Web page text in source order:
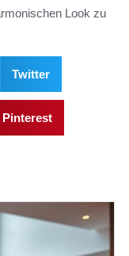
Look zu
Twitter
Pinterest